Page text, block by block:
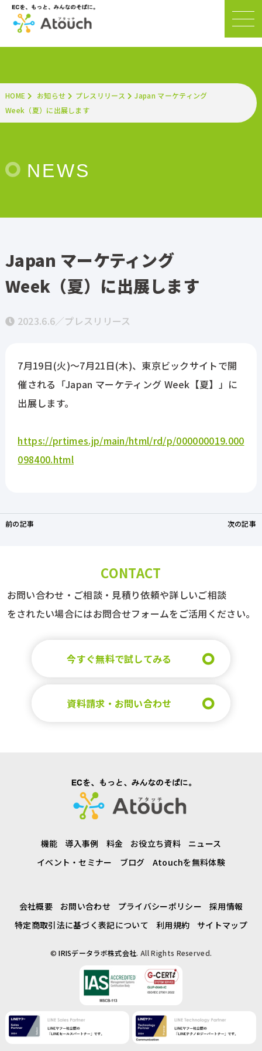
機能
料金
イベント・セミナー
ブログ
お問い合わせ
いますぐ無料で申し込む
HOME お知らせ プレスリリース
Japan マーケティング
Week（夏）に出展します
NEWS
Japan マーケティング
Week（夏）に出展します
2023.6.6／プレスリリース
7月19日(火)～7月21日(木)、東京ビックサイトで開
催される「Japan マーケティング Week【夏】」に
出展します。
https://prtimes.jp/main/html/rd/p/000000019.000
098400.html
前の記事 次の記事
CONTACT
お問い合わせ・ご相談・見積り依頼や詳しいご相談
をされたい場合にはお問合せフォームをご活用ください。
今すぐ無料で試してみる
資料請求・お問い合わせ
機能 導入事例 料金 お役立ち資料
ニュース
イベント・セミナー
ブログ Atouchを無料体験
会社概要 お問い合わせ プライバシーポリシー
採用情報
特定商取引法に基づく表記について
利用規約 サイトマップ
©IRISデータラボ株式会社. All Rights Reserved.